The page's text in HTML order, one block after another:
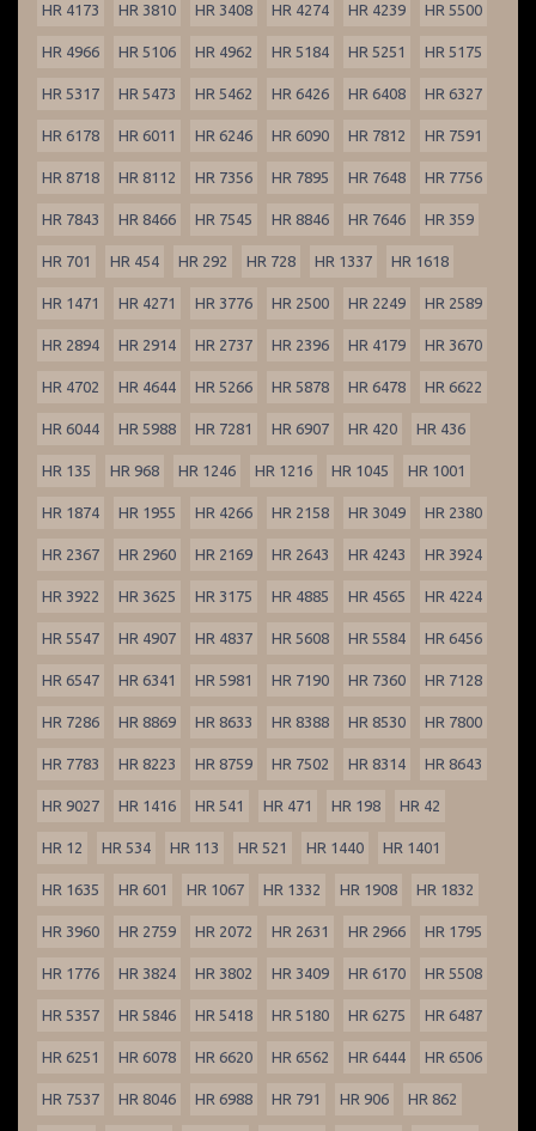
HR 4173 HR 3810 HR 3408 HR 4274 HR 4239 HR 5500
HR 4966 HR 5106 HR 4962 HR 5184 HR 5251 HR 5175
HR 5317 HR 5473 HR 5462 HR 6426 HR 6408 HR 6327
HR 6178 HR 6011 HR 6246 HR 6090 HR 7812 HR 7591
HR 8718 HR 8112 HR 7356 HR 7895 HR 7648 HR 7756
HR 7843 HR 8466 HR 7545 HR 8846 HR 7646 HR 359
HR 701 HR 454 HR 292 HR 728 HR 1337 HR 1618
HR 1471 HR 4271 HR 3776 HR 2500 HR 2249 HR 2589
HR 2894 HR 2914 HR 2737 HR 2396 HR 4179 HR 3670
HR 4702 HR 4644 HR 5266 HR 5878 HR 6478 HR 6622
HR 6044 HR 5988 HR 7281 HR 6907 HR 420 HR 436
HR 135 HR 968 HR 1246 HR 1216 HR 1045 HR 1001
HR 1874 HR 1955 HR 4266 HR 2158 HR 3049 HR 2380
HR 2367 HR 2960 HR 2169 HR 2643 HR 4243 HR 3924
HR 3922 HR 3625 HR 3175 HR 4885 HR 4565 HR 4224
HR 5547 HR 4907 HR 4837 HR 5608 HR 5584 HR 6456
HR 6547 HR 6341 HR 5981 HR 7190 HR 7360 HR 7128
HR 7286 HR 8869 HR 8633 HR 8388 HR 8530 HR 7800
HR 7783 HR 8223 HR 8759 HR 7502 HR 8314 HR 8643
HR 9027 HR 1416 HR 541 HR 471 HR 198 HR 42
HR 12 HR 534 HR 113 HR 521 HR 1440 HR 1401
HR 1635 HR 601 HR 1067 HR 1332 HR 1908 HR 1832
HR 3960 HR 2759 HR 2072 HR 2631 HR 2966 HR 1795
HR 1776 HR 3824 HR 3802 HR 3409 HR 6170 HR 5508
HR 5357 HR 5846 HR 5418 HR 5180 HR 6275 HR 6487
HR 6251 HR 6078 HR 6620 HR 6562 HR 6444 HR 6506
HR 7537 HR 8046 HR 6988 HR 791 HR 906 HR 862